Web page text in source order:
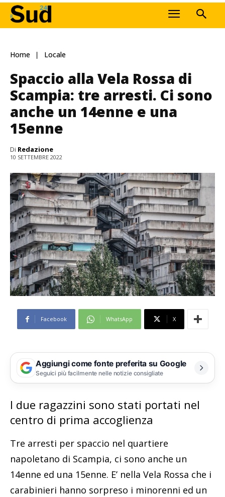
Home Locale
Spaccio alla Vela Rossa di
Scampia: tre arresti. Ci sono
anche un 14enne e una
15enne
Di Redazione
10 SETTEMBRE 2022
Facebook WhatsApp X
Aggiungi come fonte preferita su Google
Seguici più facilmente nelle notizie consigliate
I due ragazzini sono stati portati nel
centro di prima accoglienza
Tre arresti per spaccio nel quartiere
napoletano di Scampia, ci sono anche un
14enne ed una 15enne. E’ nella Vela Rossa che i
carabinieri hanno sorpreso i minorenni ed un